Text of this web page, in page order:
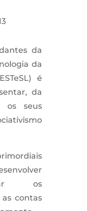
da
da
é
da
os seus
os
contas